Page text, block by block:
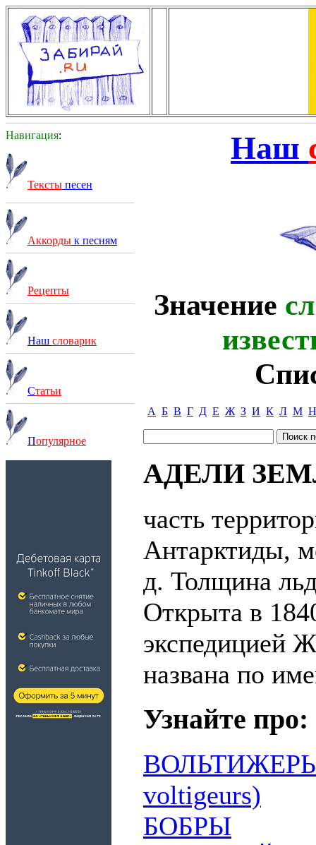
Навигация:
Тексты песен
Аккорды к песням
Рецепты
Наш словарик
Статьи
Популярное
Наш
Значение
А Б В Г Д Е Ж З И К Л М Н
АДЕЛИ
часть
Антарктиды,
д. Толщина
Открыта в
экспедицией
названа по
Узнайте про:
voltigeurs)
БОБРЫ